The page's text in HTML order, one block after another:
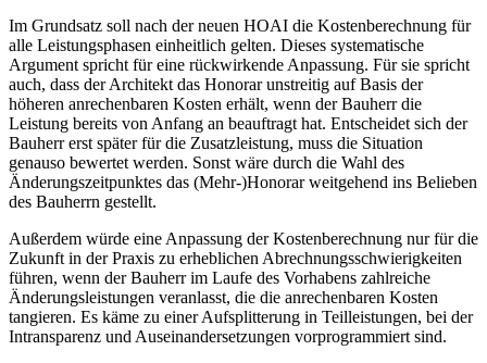
Im Grundsatz soll nach der neuen HOAI die Kostenberechnung für
alle Leistungsphasen einheitlich gelten. Dieses systematische
Argument spricht für eine rückwirkende Anpassung. Für sie spricht
auch, dass der Architekt das Honorar unstreitig auf Basis der
höheren anrechenbaren Kosten erhält, wenn der Bauherr die
Leistung bereits von Anfang an beauftragt hat. Entscheidet sich der
Bauherr erst später für die Zusatzleistung, muss die Situation
genauso ­bewertet werden. Sonst wäre durch die Wahl des
Änderungszeitpunktes das (Mehr-)Honorar weitgehend ins Belieben
des Bauherrn gestellt.
Außerdem würde eine Anpassung der Kostenberechnung nur für die
Zukunft in der Praxis zu erheblichen Abrechnungsschwierigkeiten
führen, wenn der Bauherr im Laufe des Vorhabens zahlreiche
Änderungsleistungen veranlasst, die die anrechenbaren Kosten
tangieren. Es käme zu einer Aufsplitterung in Teilleistungen, bei der
Intransparenz und Auseinandersetzungen vorprogrammiert sind.